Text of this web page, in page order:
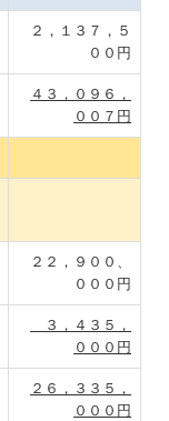
２，１３７，５
００円
４３，０９６，
００７円
２２，９００、
０００円
３，４３５，
０００円
２６，３３５，
０００円